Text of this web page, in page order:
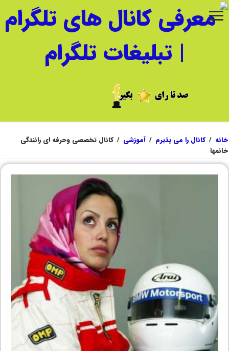
خانه / کانال را می پذیرم / آموزشی / کانال تخصصی وحرفه ای رانندگی
خانمها